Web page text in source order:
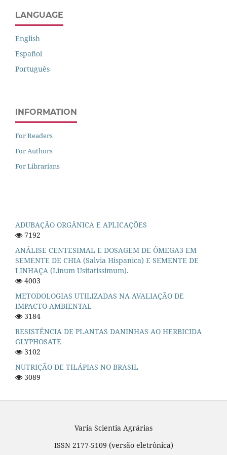
LANGUAGE
English
Español
Português
INFORMATION
For Readers
For Authors
For Librarians
ADUBAÇÃO ORGÂNICA E APLICAÇÕES
7192
ANÁLISE CENTESIMAL E DOSAGEM DE ÔMEGA3 EM
SEMENTE DE CHIA (Salvia Hispanica) E SEMENTE DE
LINHAÇA (Linum Usitatissimum).
4003
METODOLOGIAS UTILIZADAS NA AVALIAÇÃO DE
IMPACTO AMBIENTAL
3184
RESISTÊNCIA DE PLANTAS DANINHAS AO HERBICIDA
GLYPHOSATE
3102
NUTRIÇÃO DE TILÁPIAS NO BRASIL
3089
Varia Scientia Agrárias
ISSN 2177-5109 (versão eletrônica)